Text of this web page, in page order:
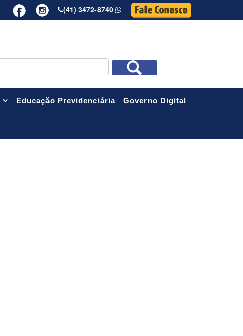
(41) 3472-8740
Educação Previdenciária Governo Digital